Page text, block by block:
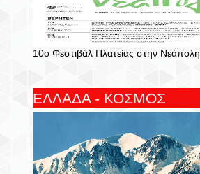
10ο Φεστιβάλ Πλατείας στην Νεάπολη
ΕΛΛΑΔΑ - ΚΟΣΜΟΣ